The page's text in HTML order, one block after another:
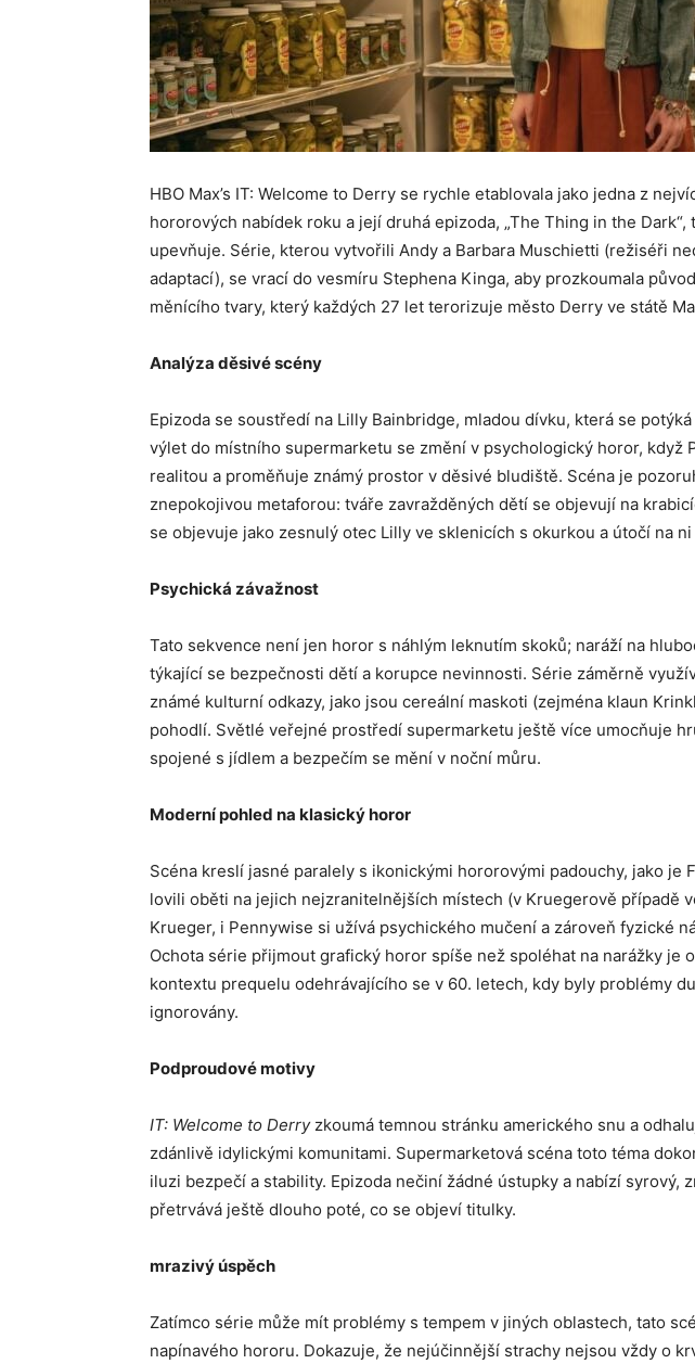
HBO Max’s IT: Welcome to Derry se rychle etablovala jako jedna z
hororových nabídek roku a její druhá epizoda, „The Thing in the
upevňuje. Série, kterou vytvořili Andy a Barbara Muschietti (režiséři
adaptací), se vrací do vesmíru Stephena Kinga, aby prozkoumala
měnícího tvary, který každých 27 let terorizuje město Derry ve státě
Analýza děsivé scény
Epizoda se soustředí na Lilly Bainbridge, mladou dívku, která se
výlet do místního supermarketu se změní v psychologický horor, když
realitou a proměňuje známý prostor v děsivé bludiště. Scéna je
znepokojivou metaforou: tváře zavražděných dětí se objevují na
se objevuje jako zesnulý otec Lilly ve sklenicích s okurkou a útočí na
Psychická závažnost
Tato sekvence není jen horor s náhlým leknutím skoků; naráží na
týkající se bezpečnosti dětí a korupce nevinnosti. Série záměrně
známé kulturní odkazy, jako jsou cereální maskoti (zejména klaun
pohodlí. Světlé veřejné prostředí supermarketu ještě více umocňuje
spojené s jídlem a bezpečím se mění v noční můru.
Moderní pohled na klasický horor
Scéna kreslí jasné paralely s ikonickými hororovými padouchy, jako je
lovili oběti na jejich nejzranitelnějších místech (v Kruegerově případě
Krueger, i Pennywise si užívá psychického mučení a zároveň fyzické
Ochota série přijmout grafický horor spíše než spoléhat na narážky je
kontextu prequelu odehrávajícího se v 60. letech, kdy byly problémy
ignorovány.
Podproudové motivy
IT: Welcome to Derryzkoumá temnou stránku amerického snu a
zdánlivě idylickými komunitami. Supermarketová scéna toto téma
iluzi bezpečí a stability. Epizoda nečiní žádné ústupky a nabízí syrový,
přetrvává ještě dlouho poté, co se objeví titulky.
mrazivý úspěch
Zatímco série může mít problémy s tempem v jiných oblastech, tato
napínavého hororu. Dokazuje, že nejúčinnější strachy nejsou vždy o